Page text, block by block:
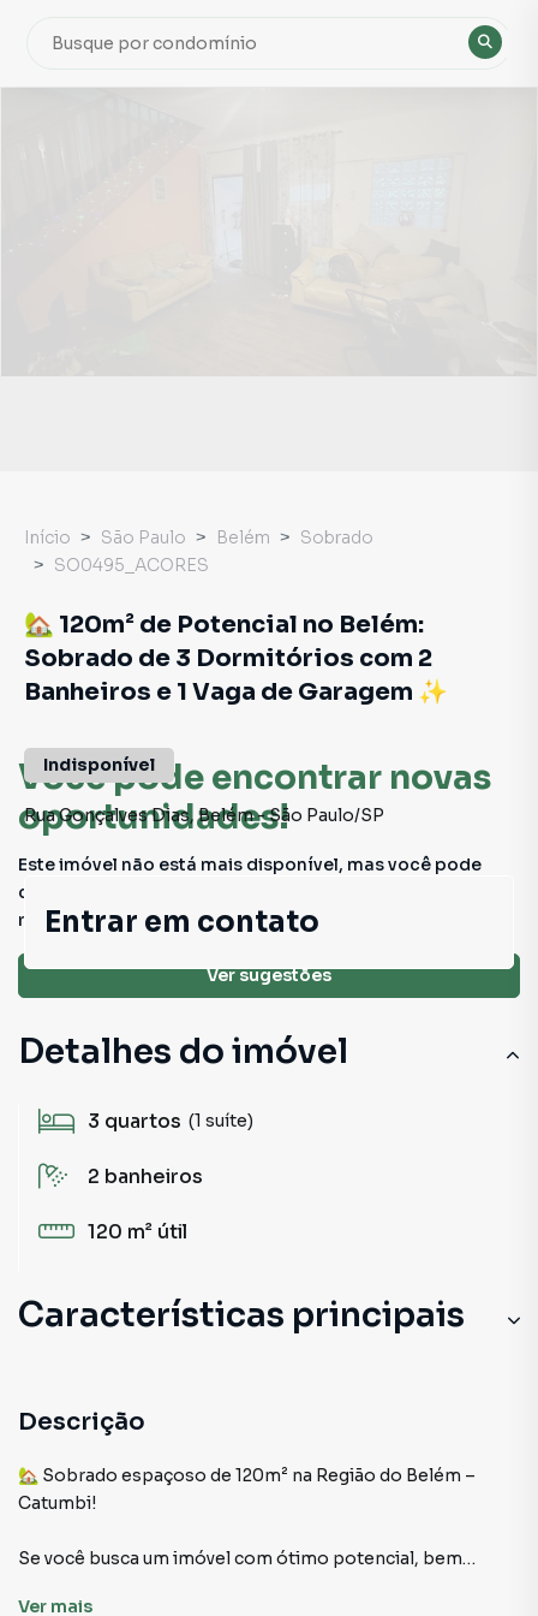
Você pode encontrar novas
oportunidades!
Este imóvel não está mais disponível, mas você pode
conferir outros em nosso site ou deixar seu contato para
receber mais informações.
Ver sugestões
Detalhes do imóvel
3 quartos (1 suíte)
2 banheiros
120 m² útil
Características principais
Descrição
🏡 Sobrado espaçoso de 120m² na Região do Belém –
Catumbi!
Se você busca um imóvel com ótimo potencial, bem
Ver mais
Início São Paulo Belém
Sobrado
SO0495_ACORES
🏡 120m² de Potencial no Belém:
Sobrado de 3 Dormitórios com 2
Banheiros e 1 Vaga de Garagem ✨
Indisponível
Rua Gonçalves Dias, Belém-São Paulo/SP
Entrar em contato